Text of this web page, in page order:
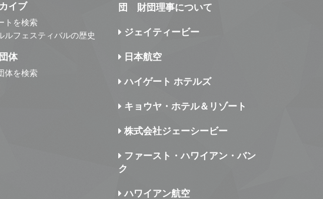
イブ
トを検索
ルフェスティバルの歴史
体
体を検索
団 財団理事について
ジェイティービー
日本航空
ハイゲート ホテルズ
キョウヤ・ホテル＆リゾート
株式会社ジェーシービー
ファースト・ハワイアン・バン
ク
ハワイアン航空